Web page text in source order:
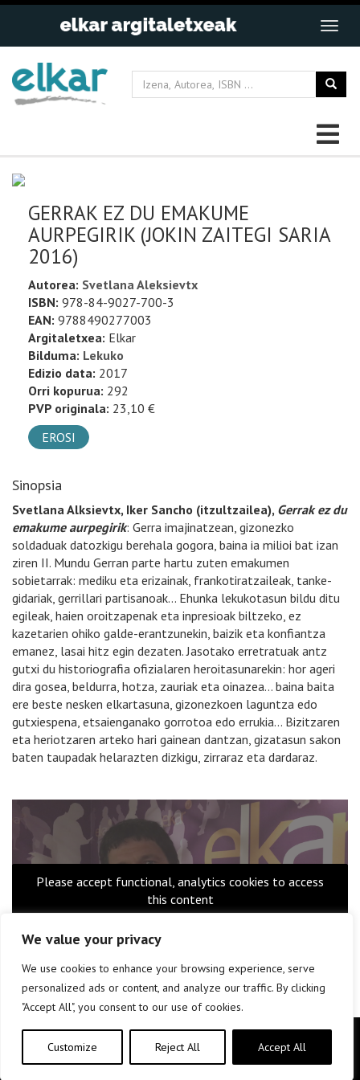
We value your privacy
We use cookies to enhance your browsing experience, serve
personalized ads or content, and analyze our traffic. By clicking
"Accept All", you consent to our use of cookies.
Customize Reject All Accept All
GERRAK EZ DU EMAKUME
AURPEGIRIK (JOKIN ZAITEGI SARIA
2016)
Autorea: Svetlana Aleksievtx
ISBN: 978-84-9027-700-3
EAN: 9788490277003
Argitaletxea: Elkar
Bilduma: Lekuko
Edizio data: 2017
Orri kopurua: 292
PVP originala: 23,10 €
EROSI
Sinopsia
Svetlana Alksievtx, Iker Sancho (itzultzailea), Gerrak ez du
emakume aurpegirik: Gerra imajinatzean, gizonezko
soldaduak datozkigu berehala gogora, baina ia milioi bat izan
ziren II. Mundu Gerran parte hartu zuten emakumen
sobietarrak: mediku eta erizainak, frankotiratzaileak, tanke-
gidariak, gerrillari partisanoak… Ehunka lekukotasun bildu ditu
egileak, haien oroitzapenak eta inpresioak biltzeko, ez
kazetarien ohiko galde-erantzunekin, baizik eta konfiantza
emanez, lasai hitz egin dezaten. Jasotako erretratuak antz
gutxi du historiografia ofizialaren heroitasunarekin: hor ageri
dira gosea, beldurra, hotza, zauriak eta oinazea… baina baita
ere beste nesken elkartasuna, gizonezkoen laguntza edo
gutxiespena, etsaienganako gorrotoa edo errukia… Bizitzaren
eta heriotzaren arteko hari gainean dantzan, gizatasun sakon
baten taupadak helarazten dizkigu, zirraraz eta dardaraz.
Please accept functional, analytics cookies to access
this content
Lege oharra
Cookie politika